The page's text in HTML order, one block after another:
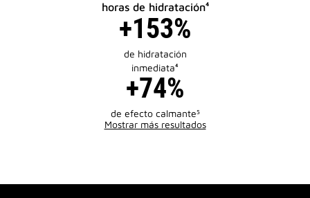
horas de hidratación⁴
+153%
de hidratación
inmediata⁴
+74%
de efecto calmante⁵
Mostrar más resultados